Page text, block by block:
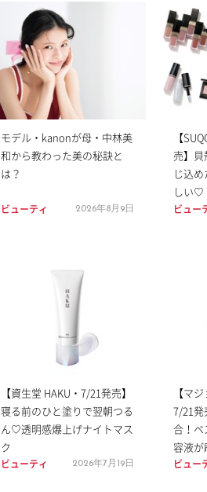
モデル・kanonが母・中林美
和から教わった美の秘訣と
は？
ビューティ 2026年8月9日
【
売】
じ込
しい♡
ビュー
【資生堂 HAKU・7/21発売】
寝る前のひと塗りで翌朝つる
ん♡透明感爆上げナイトマス
ク
ビューティ 2026年7月19日
【マ
7/21発
合！ベ
容液が
ビュー